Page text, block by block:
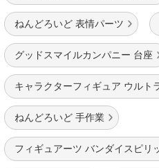
ねんどろいど 表情パーツ
グッドスマイルカンパニー 台座
キャラクターフィギュア ウルト
ねんどろいど 手作業
フィギュアーツ バンダイスピリ